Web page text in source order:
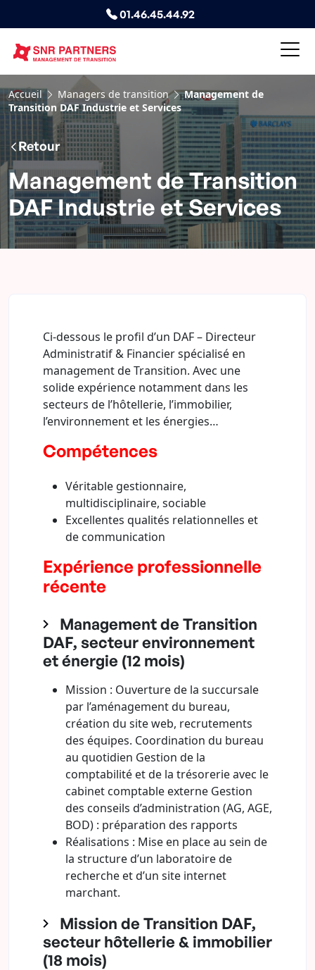
01.46.45.44.92
Accueil Managers de transition
Management de
Transition DAF Industrie et Services
Retour
Management de Transition
DAF Industrie et Services
Ci-dessous le profil d’un DAF – Directeur
Administratif & Financier spécialisé en
management de Transition. Avec une
solide expérience notamment dans les
secteurs de l’hôtellerie, l’immobilier,
l’environnement et les énergies…
Compétences
Véritable gestionnaire,
multidisciplinaire, sociable
Excellentes qualités relationnelles et
de communication
Expérience professionnelle
récente
Management de Transition
DAF, secteur environnement
et énergie (12 mois)
Mission : Ouverture de la succursale
par l’aménagement du bureau,
création du site web, recrutements
des équipes. Coordination du bureau
au quotidien Gestion de la
comptabilité et de la trésorerie avec le
cabinet comptable externe Gestion
des conseils d’administration (AG, AGE,
BOD) : préparation des rapports
Réalisations : Mise en place au sein de
la structure d’un laboratoire de
recherche et d’un site internet
marchant.
Mission de Transition DAF,
secteur hôtellerie & immobilier
(18 mois)